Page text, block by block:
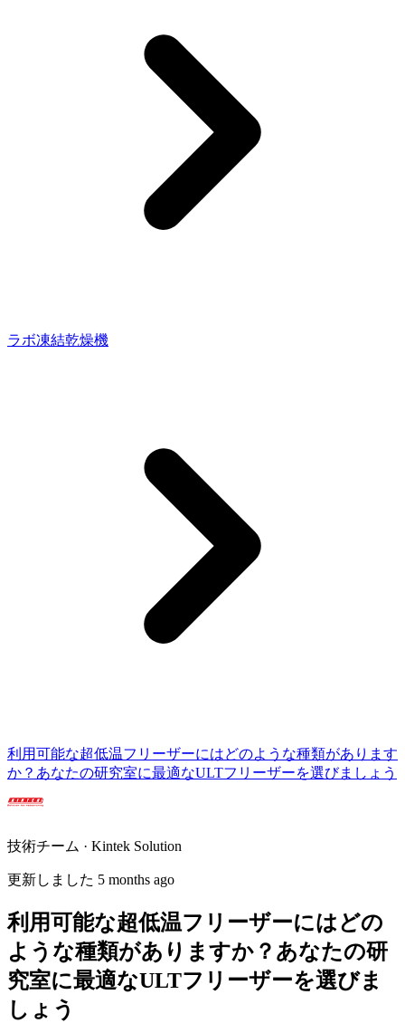
ラボ凍結乾燥機
利用可能な超低温フリーザーにはどのような種類があります
か？あなたの研究室に最適なULTフリーザーを選びましょう
技術チーム · Kintek Solution
更新しました 5 months ago
利用可能な超低温フリーザーにはどの
ような種類がありますか？あなたの研
究室に最適なULTフリーザーを選びま
しょう